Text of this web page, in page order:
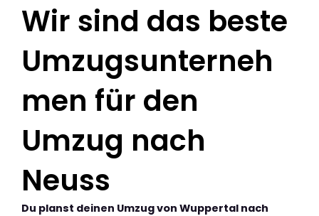
Wir sind das beste
Umzugsunterneh
men für den
Umzug nach
Neuss
Du planst deinen Umzug von Wuppertal nach